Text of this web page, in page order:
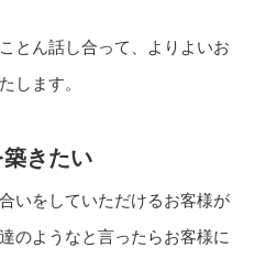
とん話し合って、よりよいお
します。
きたい
いをしていただけるお客様が
のようなと言ったらお客様に